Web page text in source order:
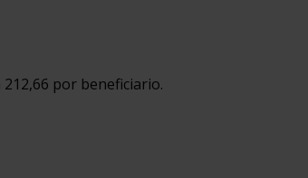
por beneficiario.